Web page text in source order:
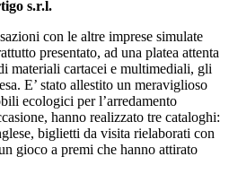
s.r.l.
con le altre imprese simulate
presentato, ad una platea attenta
materiali cartacei e multimediali, gli
E’ stato allestito un meraviglioso
ecologici per l’arredamento
hanno realizzato tre cataloghi:
biglietti da visita rielaborati con
gioco a premi che hanno attirato